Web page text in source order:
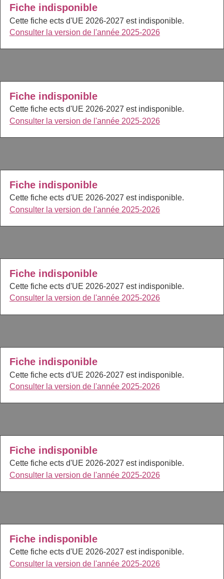
Fiche indisponible
Cette fiche ects d'UE 2026-2027 est indisponible.
Consulter la version de l'année 2025-2026
Fiche indisponible
Cette fiche ects d'UE 2026-2027 est indisponible.
Consulter la version de l'année 2025-2026
Fiche indisponible
Cette fiche ects d'UE 2026-2027 est indisponible.
Consulter la version de l'année 2025-2026
Fiche indisponible
Cette fiche ects d'UE 2026-2027 est indisponible.
Consulter la version de l'année 2025-2026
Fiche indisponible
Cette fiche ects d'UE 2026-2027 est indisponible.
Consulter la version de l'année 2025-2026
Fiche indisponible
Cette fiche ects d'UE 2026-2027 est indisponible.
Consulter la version de l'année 2025-2026
Fiche indisponible
Cette fiche ects d'UE 2026-2027 est indisponible.
Consulter la version de l'année 2025-2026